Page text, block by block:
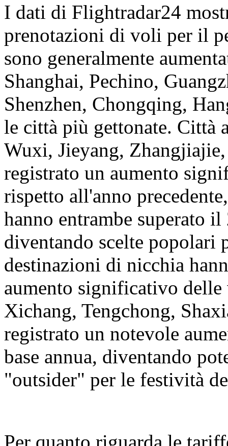
I dati di Flightradar24
prenotazioni di voli per il
sono generalmente
Shanghai, Pechino,
Shenzhen, Chongqing,
le città più gettonate. Città
Wuxi, Jieyang,
registrato un aumento
rispetto all'anno
hanno entrambe superato
diventando scelte popolari
destinazioni di nicchia
aumento significativo
Xichang, Tengchong,
registrato un notevole
base annua, diventando
"outsider" per le festività
Per quanto riguarda le